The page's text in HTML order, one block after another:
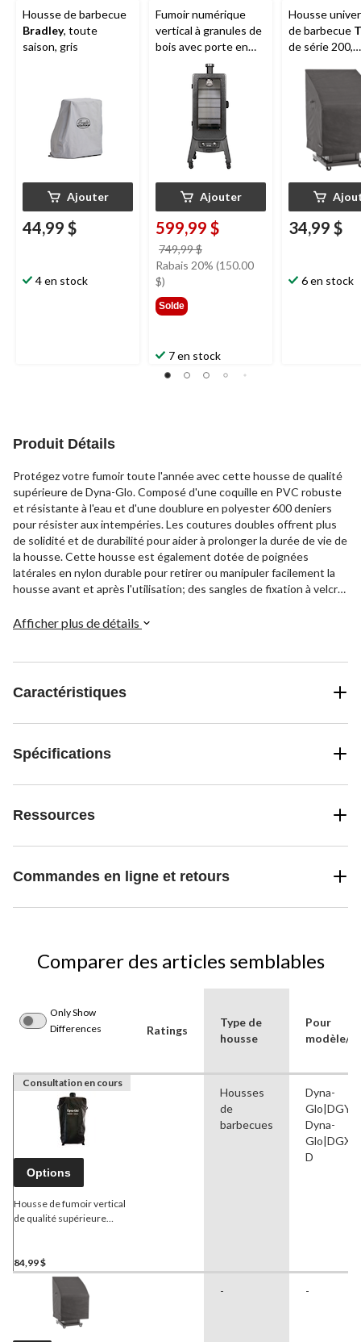
Housse de barbecue
Bradley, toute
saison, gris
Ajouter
44,99 $
4 en stock
Fumoir numérique
vertical à granules de
bois avec porte en
verre Pit Boss de
série 3, 4 grilles
Ajouter
599,99 $
749,99 $
était
Rabais 20% (150.00
$)
Solde
7 en stock
Housse
de barbecue
de série 200,
aux
aux rayons
noir
34,99 $
6 en stock
Produit Détails
Protégez votre fumoir toute l'année avec cette housse de qualité
supérieure de Dyna-Glo. Composé d'une coquille en PVC robuste
et résistante à l'eau et d'une doublure en polyester 600 deniers
pour résister aux intempéries. Les coutures doubles offrent plus
de solidité et de durabilité pour aider à prolonger la durée de vie de
la housse. Cette housse est également dotée de poignées
latérales en nylon durable pour retirer ou manipuler facilement la
housse avant et après l'utilisation; des sangles de fixation à velcro
qui offrent une circulation d'air nécessaire pour garder le barbecue
cm La x 46 cm P x 96,5 cm H (20 x 26 x 47 po) une fois assemblés.
Afficher plus de détails
Caractéristiques
Spécifications
Ressources
Commandes en ligne et retours
Comparer des articles semblables
Only Show
Differences
Ratings
Type de
housse
Pour
modèle/
Consultation en cours
Options
Housse de fumoir vertical
de qualité supérieure
84,99 $
Housses
de
barbecues
Dyna-
Dyna-
D
- -